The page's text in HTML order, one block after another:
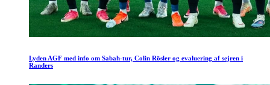
Lyden AGF med info om Sabah-tur, Colin Rösler og evaluering af sejren i
Randers